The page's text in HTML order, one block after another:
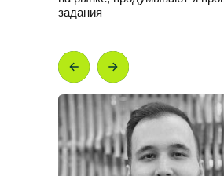
задания